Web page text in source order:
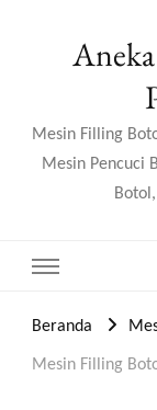
Mesin Filling
Mesin Pencuci
Beranda
Mesin Filling